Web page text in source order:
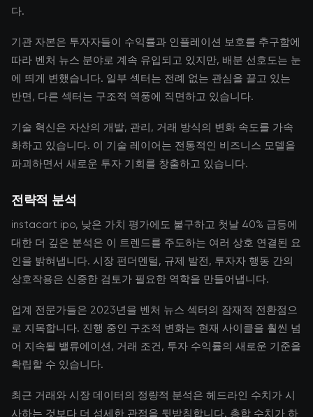
다.
기관 자본은 투자자들이 수익률과 인플레이션 보호를 추구함에
따라 벤처 뉴스 분야로 계속 유입되고 있지만, 배분 선호도는 눈
에 띄게 변했습니다. 일부 섹터는 전례 없는 관심을 끌고 있는
반면, 다른 섹터는 구조적 역풍에 직면하고 있습니다.
기술 혁신은 자산의 개발, 관리, 거래 방식의 변화 속도를 가속
화하고 있습니다. 이 기술 레이어는 전통적인 비즈니스 모델을
파괴하면서 새로운 투자 기회를 창출하고 있습니다.
전략적 분석
instacart ipo, 낮은 가치 평가에도 불구하고 첫날 40% 급등에
대한 더 깊은 분석은 이 트렌드를 주도하는 여러 상호 연결된 요
인을 밝혀냅니다. 시장 펀더멘털, 규제 발전, 투자자 행동 간의
상호작용은 신중한 검토가 필요한 역학을 만들어냅니다.
업계 전문가들은 2023년을 벤처 뉴스 섹터의 잠재적 전환점으
로 지목합니다. 진행 중인 구조적 변화는 현재 사이클을 훨씬 넘
어 지속될 밸류에이션, 거래 조건, 투자 수익률의 새로운 기준을
확립할 수 있습니다.
최근 거래와 시장 데이터의 정량적 분석은 헤드라인 수치가 시
사하는 것보다 더 섬세한 관점을 뒷받침합니다. 총합 수치가 하